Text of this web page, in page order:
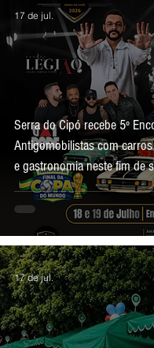
Serra do Cipó recebe 5º
Antigomobilistas com
e gastronomia neste fim de
17 de jul.
17 de jul.